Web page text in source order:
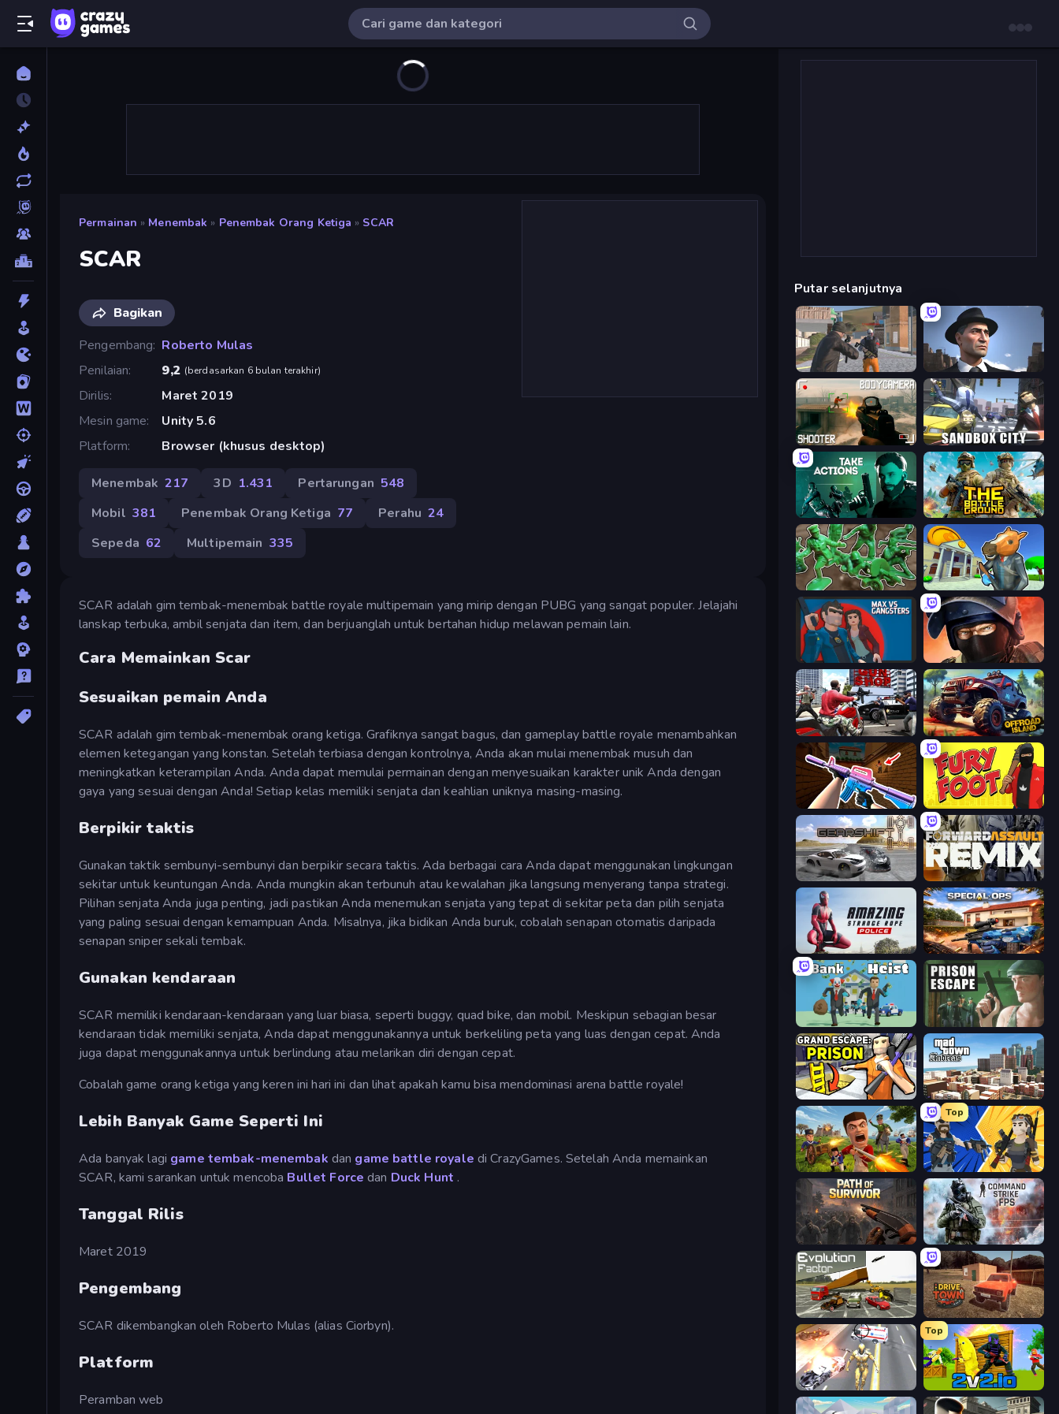
Permainan » Menembak » Penembak Orang Ketiga » SCAR
SCAR
Bagikan
Pengembang Roberto Mulas
Penilaian
9,2 (berdasarkan 6 bulan terakhir)
Dirilis
Maret 2019
Mesin game
Unity 5.6
Platform
Browser (khusus desktop)
Menembak 217 3D 1.431 Pertarungan 548
Mobil 381 Penembak Orang Ketiga 77 Perahu 24
Sepeda 62 Multipemain 335
SCAR adalah gim tembak-menembak battle royale multipemain yang mirip dengan PUBG yang sangat populer. Jelajahi
lanskap terbuka, ambil senjata dan item, dan berjuanglah untuk bertahan hidup melawan pemain lain.
Cara Memainkan Scar
Sesuaikan pemain Anda
SCAR adalah gim tembak-menembak orang ketiga. Grafiknya sangat bagus, dan gameplay battle royale menambahkan
elemen ketegangan yang konstan. Setelah terbiasa dengan kontrolnya, Anda akan mulai menembak musuh dan
meningkatkan keterampilan Anda. Anda dapat memulai permainan dengan menyesuaikan karakter unik Anda dengan
gaya yang sesuai dengan Anda! Setiap kelas memiliki senjata dan keahlian uniknya masing-masing.
Berpikir taktis
Gunakan taktik sembunyi-sembunyi dan berpikir secara taktis. Ada berbagai cara Anda dapat menggunakan lingkungan
sekitar untuk keuntungan Anda. Anda mungkin akan terbunuh atau kewalahan jika langsung menyerang tanpa strategi.
Pilihan senjata Anda juga penting, jadi pastikan Anda menemukan senjata yang tepat di sekitar peta dan pilih senjata
yang paling sesuai dengan kemampuan Anda. Misalnya, jika bidikan Anda buruk, cobalah senapan otomatis daripada
senapan sniper sekali tembak.
Gunakan kendaraan
SCAR memiliki kendaraan-kendaraan yang luar biasa, seperti buggy, quad bike, dan mobil. Meskipun sebagian besar
kendaraan tidak memiliki senjata, Anda dapat menggunakannya untuk berkeliling peta yang luas dengan cepat. Anda
juga dapat menggunakannya untuk berlindung atau melarikan diri dengan cepat.
Cobalah game orang ketiga yang keren ini hari ini dan lihat apakah kamu bisa mendominasi arena battle royale!
Lebih Banyak Game Seperti Ini
Ada banyak lagi game tembak-menembak dan game battle royale di CrazyGames. Setelah Anda memainkan
SCAR, kami sarankan untuk mencoba Bullet Force dan Duck Hunt .
Tanggal Rilis
Maret 2019
Pengembang
SCAR dikembangkan oleh Roberto Mulas (alias Ciorbyn).
Platform
Peramban web
Putar selanjutnya
Gangsters Squad Downtown 1930s Mafia
BodyCamera Shooter Sandbox City
Take Actions The Battleground
Soldiers - Capture and Control! Bank Robbery 3
Max vs Gangsters Bullet Force
Grand Action Simulator: New York Offroad Island
KS Z Fury Foot
Gearshift One Forward Assault Remix
Amazing Strange Rope Police Special Ops: GO
Bank Heist Prison Escape
Grand Escape: Prison Mad Town Andreas: Mafia Storie
Redcoats.io
Top
BuildNow GG
Path of Survivor Command Strike FPS
Evolution Factor DriveTown
Top
2v2.io